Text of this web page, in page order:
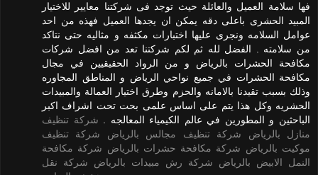
فها سلامة العميل والعائلة حيث توجد فى شركتنا معايير للاختيار
المبيد الحشرى باعلى دقه يمكن ان يجدها العميل فهذه من احد
عوامل السلامه ونجرى عليها اختبارات مكثفه و مثاليه حتى نتاكد
من سلامته . الفضل لله ثم لكم شركتنا تعد من افضل شركات
مكافحة الحشرات بالرياض و من الرواد الحقيقيين في مجال
مكافحة الحشرات في جميع نواحي الرياض و المناطق المجاوره
وذلك بسبب تقيدنا بالامانه والحزم وطرق اختيار العمالة والمبيدات
الحشريه وكل هذا يتم على اساس علمى بحت تحت اشراف اكبر
الباحثين و المطورين في عالم الكيمياء المعالجه . شركة تنظيف
منازل بالرياض
شركة تنظيف مجالس بالرياض
شركة تنظيف
موكيت بالرياض شركة مكافحة حشرات بالرياض شركة مكافحة
النمل الابيض بالرياض
شركة رش مبيدات بالرياض
شركة نقل